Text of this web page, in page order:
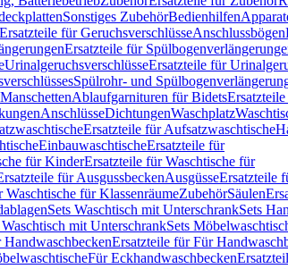
Sonstiges ZubehörBedienhilfen
Ersatzteile für GeruchsverschlüsseAnschlussbögen
Ersatzteile für
UrinalgeruchsverschlüsseErsatzteile für
Spülrohr- und
ManschettenAblaufgarnituren für Bidets
AnschlüsseDichtungenWaschplatz
Ersatzteile für Aufsatzwaschtische
EinbauwaschtischeErsatzteile für
für KinderErsatzteile für Waschtische für
für AusgussbeckenAusgüsseErsatzteile
Waschtische für KlassenräumeZubehörSäulen
Sets Waschtisch mit UnterschrankSets
mit UnterschrankSets
HandwaschbeckenErsatzteile für Für
Für Eckhandwaschbecken